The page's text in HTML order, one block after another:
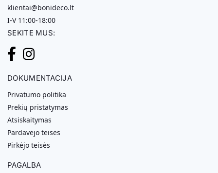
klientai@bonideco.lt
I-V 11:00-18:00
SEKITE MUS:
DOKUMENTACIJA
Privatumo politika
Prekių pristatymas
Atsiskaitymas
Pardavėjo teisės
Pirkėjo teisės
PAGALBA